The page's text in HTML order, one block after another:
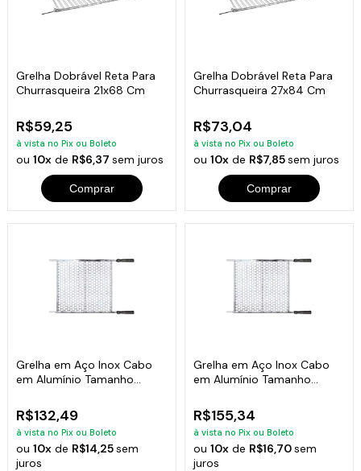
Grelha Dobrável Reta Para
Churrasqueira 21x68 Cm
R$59,25
à vista no Pix ou Boleto
ou10x de R$6,37sem juros
Comprar
Grelha Dobrável Reta Para
Churrasqueira 27x84 Cm
R$73,04
à vista no Pix ou Boleto
ou 10xde R$7,85sem juros
Comprar
Grelha em Aço Inox Cabo
em Alumínio Tamanho
R$132,49
à vista no Pix ou Boleto
ou10x de R$14,25sem
juros
Grelha em Aço Inox Cabo
em Alumínio Tamanho
R$155,34
à vista no Pix ou Boleto
ou 10xde R$16,70sem
juros